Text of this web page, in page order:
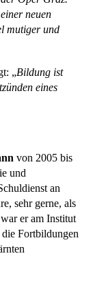
neuen
mutiger und
„Bildung ist
eines
von 2005 bis
und
an
sehr gerne, als
er am Institut
Fortbildungen